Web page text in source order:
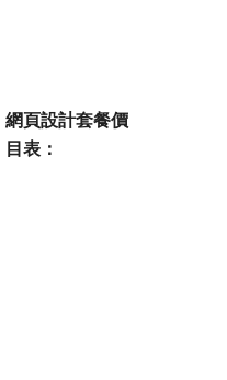
網頁設計套餐價
目表：